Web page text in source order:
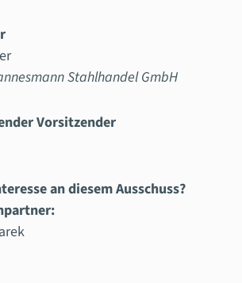
Stahlhandel GmbH
Vorsitzender
an diesem Ausschuss?